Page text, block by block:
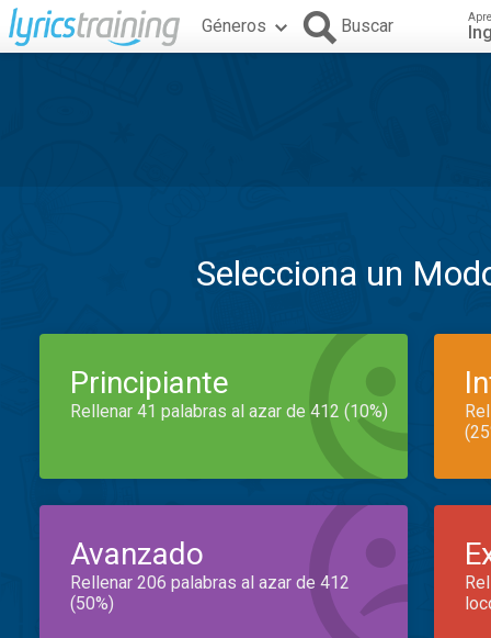
Géneros Buscar
Selecciona un
Principiante
Rellenar 41 palabras al azar de 412 (10%)
Avanzado
Rellenar 206 palabras al azar de 412
(50%)